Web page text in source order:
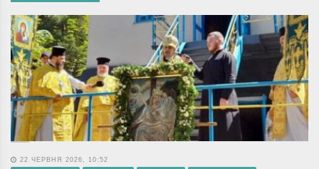
22 ЧЕРВНЯ 2026, 10:52